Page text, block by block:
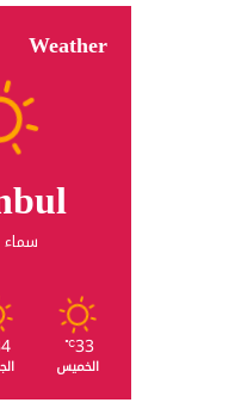
Weather
33
℃
الخميس